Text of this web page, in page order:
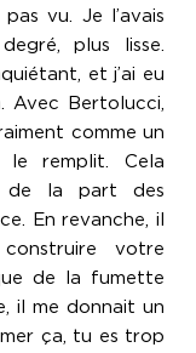
vu. Je l’avais
plus lisse.
et j’ai eu
Avec Bertolucci,
comme un
remplit. Cela
de la part des
En revanche, il
votre
de la fumette
il me donnait un
ça, tu es trop